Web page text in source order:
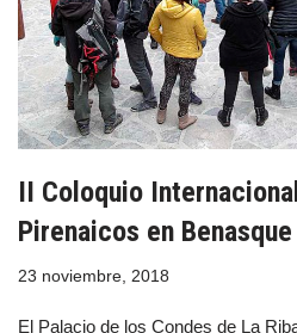
II Coloquio
Pirenaicos en
23 noviembre, 2018
El Palacio de los Condes de La